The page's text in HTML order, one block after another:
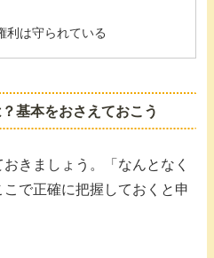
利は守られている
基本をおさえておこう
きましょう。「なんとなく
で正確に把握しておくと申